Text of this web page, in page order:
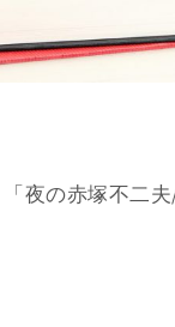
夜の赤塚不二